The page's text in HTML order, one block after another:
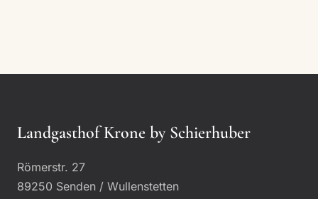
Landgasthof Krone by Schierhuber
Römerstr. 27
89250 Senden / Wullenstetten